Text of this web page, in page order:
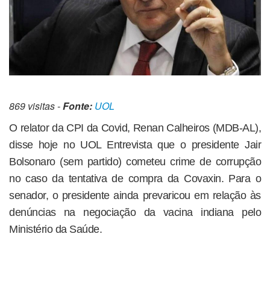
869 visitas -Fonte: UOL
O relator da CPI da Covid, Renan Calheiros (MDB-AL),
disse hoje no UOL Entrevista que o presidente Jair
Bolsonaro (sem partido) cometeu crime de corrupção
no caso da tentativa de compra da Covaxin. Para o
senador, o presidente ainda prevaricou em relação às
denúncias na negociação da vacina indiana pelo
Ministério da Saúde.